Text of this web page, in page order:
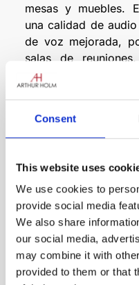
Consent
This website uses
We use cookies to
provide social media
We also share
our social media,
may combine it with
provided to them or that
mesas y muebles.
una calidad de
de voz mejorada,
salas de
cualquier espacio
sonido de primera
inteligibilidad de la
de la
no se utiliza, con un
elegante. También
para revestir.
Altavoz 360º
Reproducción de
Controlable a distancia